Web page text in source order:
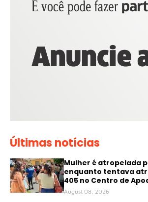
Últimas notícias
Mulher é atropelada
enquanto tentava
405 no Centro de
August 08, 2026